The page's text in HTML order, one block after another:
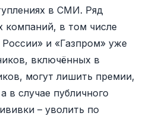
в СМИ. Ряд
компаний, в том числе
и «Газпром» уже
включённых в
могут лишить премии,
в случае публичного
– уволить по